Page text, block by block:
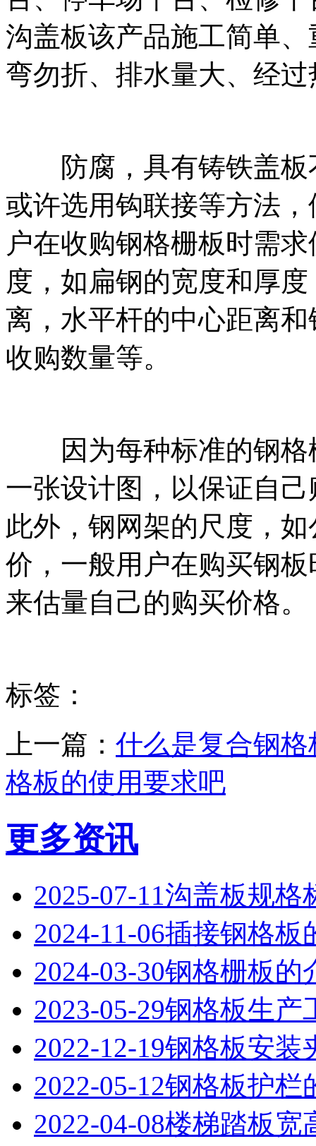
沟盖板该产品施工简单
弯勿折、排水量大、经
防腐，具有铸铁盖板
或许选用钩联接等方法
户在收购钢格栅板时需
度，如扁钢的宽度和厚
离，水平杆的中心距离
收购数量等。
因为每种标准的钢格
一张设计图，以保证自
此外，钢网架的尺度，
价，一般用户在购买钢
来估量自己的购买价格。
标签：
上一篇： 什么是复合钢格
格板​的使用要求吧
更多资讯
2025-07-11沟盖板​规格
2024-11-06插接钢格板
2024-03-30钢格栅板的
2023-05-29钢格板生产
2022-12-19钢格板安装
2022-05-12钢格板护栏
2022-04-08楼梯踏板宽